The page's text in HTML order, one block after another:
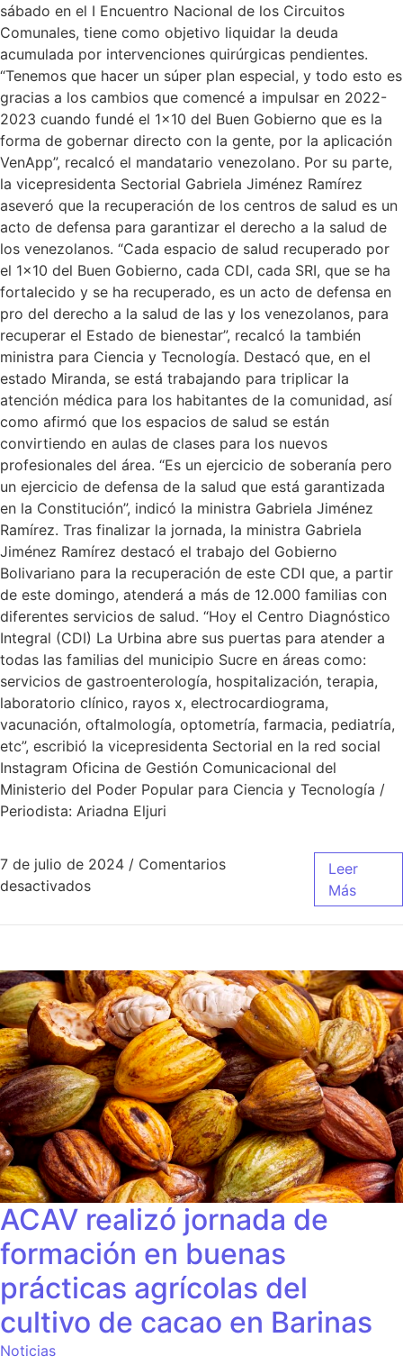
sábado en el I Encuentro Nacional de los Circuitos
Comunales, tiene como objetivo liquidar la deuda
acumulada por intervenciones quirúrgicas pendientes.
“Tenemos que hacer un súper plan especial, y todo esto es
gracias a los cambios que comencé a impulsar en 2022-
2023 cuando fundé el 1×10 del Buen Gobierno que es la
forma de gobernar directo con la gente, por la aplicación
VenApp”, recalcó el mandatario venezolano. Por su parte,
la vicepresidenta Sectorial Gabriela Jiménez Ramírez
aseveró que la recuperación de los centros de salud es un
acto de defensa para garantizar el derecho a la salud de
los venezolanos. “Cada espacio de salud recuperado por
el 1×10 del Buen Gobierno, cada CDI, cada SRI, que se ha
fortalecido y se ha recuperado, es un acto de defensa en
pro del derecho a la salud de las y los venezolanos, para
recuperar el Estado de bienestar”, recalcó la también
ministra para Ciencia y Tecnología. Destacó que, en el
estado Miranda, se está trabajando para triplicar la
atención médica para los habitantes de la comunidad, así
como afirmó que los espacios de salud se están
convirtiendo en aulas de clases para los nuevos
profesionales del área. “Es un ejercicio de soberanía pero
un ejercicio de defensa de la salud que está garantizada
en la Constitución”, indicó la ministra Gabriela Jiménez
Ramírez. Tras finalizar la jornada, la ministra Gabriela
Jiménez Ramírez destacó el trabajo del Gobierno
Bolivariano para la recuperación de este CDI que, a partir
de este domingo, atenderá a más de 12.000 familias con
diferentes servicios de salud. “Hoy el Centro Diagnóstico
Integral (CDI) La Urbina abre sus puertas para atender a
todas las familias del municipio Sucre en áreas como:
servicios de gastroenterología, hospitalización, terapia,
laboratorio clínico, rayos x, electrocardiograma,
vacunación, oftalmología, optometría, farmacia, pediatría,
etc”, escribió la vicepresidenta Sectorial en la red social
Instagram Oficina de Gestión Comunicacional del
Ministerio del Poder Popular para Ciencia y Tecnología /
Periodista: Ariadna Eljuri
7 de julio de 2024 / Comentarios
desactivados
Leer
Más
ACAV realizó jornada de
formación en buenas
prácticas agrícolas del
cultivo de cacao en Barinas
Noticias